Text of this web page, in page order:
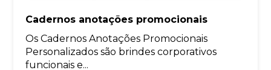
Cadernos anotações promocionais
Os Cadernos Anotações Promocionais
Personalizados são brindes corporativos
funcionais e...